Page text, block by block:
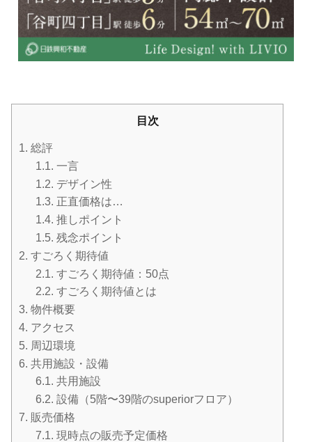
目次
1. 総評
1.1. 一言
1.2. デザイン性
1.3. 正直価格は…
1.4. 推しポイント
1.5. 残念ポイント
2. すごろく期待値
2.1. すごろく期待値：50点
2.2. すごろく期待値とは
3. 物件概要
4. アクセス
5. 周辺環境
6. 共用施設・設備
6.1. 共用施設
6.2. 設備（5階〜39階のsuperiorフロア）
7. 販売価格
7.1. 現時点の販売予定価格